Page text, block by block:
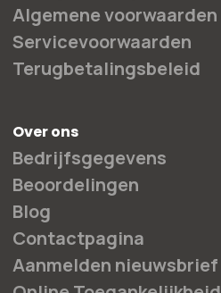
Algemene voorwaarden
Servicevoorwaarden
Terugbetalingsbeleid
Over ons
Bedrijfsgegevens
Beoordelingen
Blog
Contactpagina
Aanmelden nieuwsbrief